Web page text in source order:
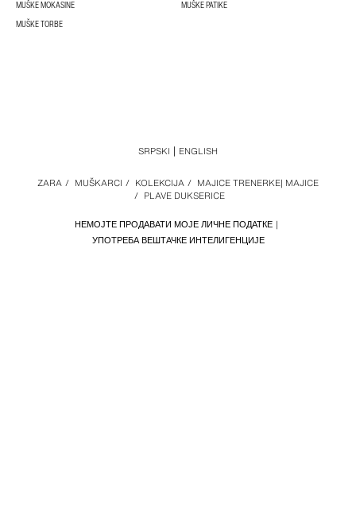
MUŠKE MOKASINE
MUŠKE PATIKE
MUŠKE TORBE
НЕМОЈТЕ ПРОДАВАТИ МОЈЕ ЛИЧНЕ ПОДАТКЕ
УПОТРЕБА ВЕШТАЧКЕ ИНТЕЛИГЕНЦИЈЕ
ZARA / MUŠKARCI / KOLEKCIJA / MAJICE TRENERKE| MAJICE
/ PLAVE DUKSERICE
SRPSKI ENGLISH